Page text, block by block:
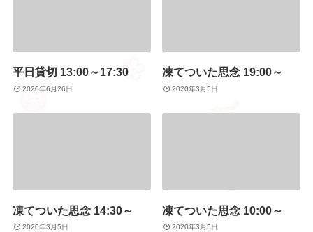
平日貸切 13:00～17:30
2020年6月26日
凍てついた思念 19:00～
2020年3月5日
凍てついた思念 14:30～
2020年3月5日
凍てついた思念 10:00～
2020年3月5日